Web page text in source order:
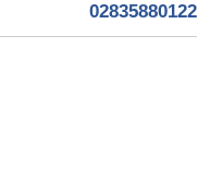
02835880122